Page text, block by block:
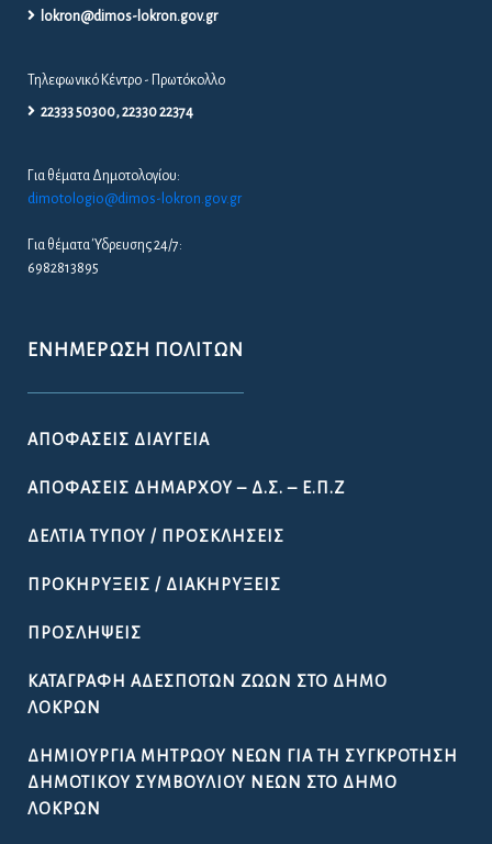
lokron@dimos-lokron.gov.gr
Τηλεφωνικό Κέντρο - Πρωτόκολλο
22333 50300, 22330 22374
Για θέματα Δημοτολογίου:
dimotologio@dimos-lokron.gov.gr
Για θέματα Ύδρευσης 24/7:
6982813895
ΕΝΗΜΈΡΩΣΗ ΠΟΛΙΤΏΝ
ΑΠΟΦΆΣΕΙΣ ΔΙΑΎΓΕΙΑ
ΑΠΟΦΆΣΕΙΣ ΔΗΜΆΡΧΟΥ – Δ.Σ. – Ε.Π.Ζ
ΔΕΛΤΊΑ ΤΎΠΟΥ / ΠΡΟΣΚΛΉΣΕΙΣ
ΠΡΟΚΗΡΎΞΕΙΣ / ΔΙΑΚΗΡΎΞΕΙΣ
ΠΡΟΣΛΉΨΕΙΣ
ΚΑΤΑΓΡΑΦΉ ΑΔΈΣΠΟΤΩΝ ΖΏΩΝ ΣΤΟ ΔΉΜΟ
ΛΟΚΡΏΝ
ΔΗΜΙΟΥΡΓΊΑ ΜΗΤΡΏΟΥ ΝΈΩΝ ΓΙΑ ΤΗ ΣΥΓΚΡΌΤΗΣΗ
ΔΗΜΟΤΙΚΟΎ ΣΥΜΒΟΥΛΊΟΥ ΝΈΩΝ ΣΤΟ ΔΉΜΟ
ΛΟΚΡΏΝ